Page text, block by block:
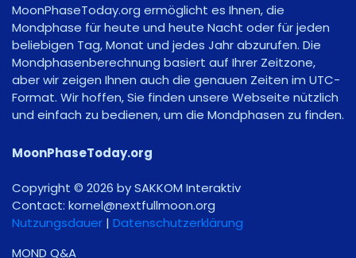
MoonPhaseToday.org ermöglicht es Ihnen, die
Mondphase für heute und heute Nacht oder für jeden
beliebigen Tag, Monat und jedes Jahr abzurufen. Die
Mondphasenberechnung basiert auf Ihrer Zeitzone,
aber wir zeigen Ihnen auch die genauen Zeiten im UTC-
Format. Wir hoffen, Sie finden unsere Webseite nützlich
und einfach zu bedienen, um die Mondphasen zu finden.
MoonPhaseToday.org
Copyright © 2026 by SAKKOM Interaktiv
Contact: gro.noomlluftxen@lenrok
Nutzungsdauer | Datenschutzerklärung
MOND Q&A